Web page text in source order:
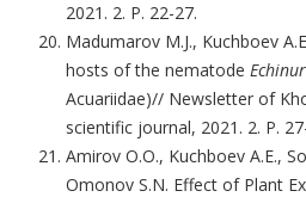
2021. 2. P. 22-27.
Madumarov M.J., Kuchboev
hosts of the nematode
Acuariidae)// Newsletter of
scientific journal, 2021. 2. P.
Amirov O.O., Kuchboev A.E.,
Omonov S.N. Effect of Plant